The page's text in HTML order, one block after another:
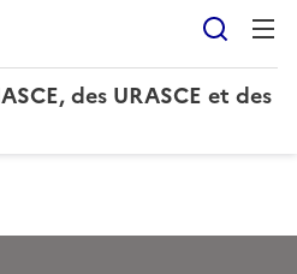
des URASCE et des